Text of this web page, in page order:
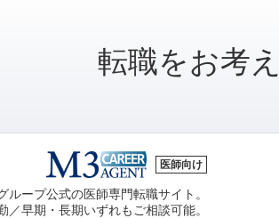
転職をお考
医師向け
ループ公式の医師専門転職サイト。
／早期・長期いずれもご相談可能。